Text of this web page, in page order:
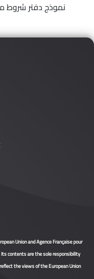
نموذج دفتر
Union and Agence Française pour
contents are the sole responsibility
the views of the European Union